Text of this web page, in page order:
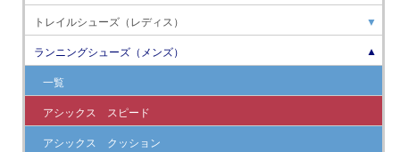
トレイルシューズ（レディス） ▼
ランニングシューズ（メンズ） ▼
一覧
アシックス スピード
アシックス クッション